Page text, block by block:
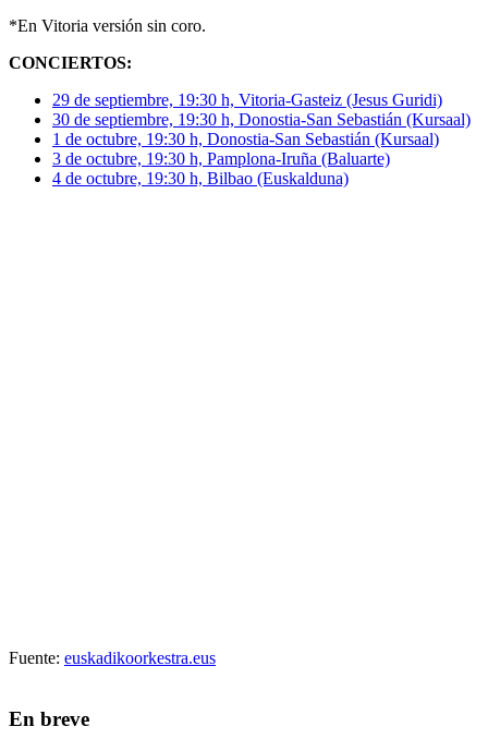
*En Vitoria versión sin coro.
CONCIERTOS:
29 de septiembre, 19:30 h, Vitoria-Gasteiz (Jesus Guridi)
30 de septiembre, 19:30 h, Donostia-San Sebastián (Kursaal)
1 de octubre, 19:30 h, Donostia-San Sebastián (Kursaal)
3 de octubre, 19:30 h, Pamplona-Iruña (Baluarte)
4 de octubre, 19:30 h, Bilbao (Euskalduna)
Fuente: euskadikoorkestra.eus
En breve